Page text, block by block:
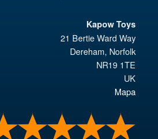
Kapow Toys
21 Bertie Ward Way
Dereham, Norfolk
NR19 1TE
UK
Mapa